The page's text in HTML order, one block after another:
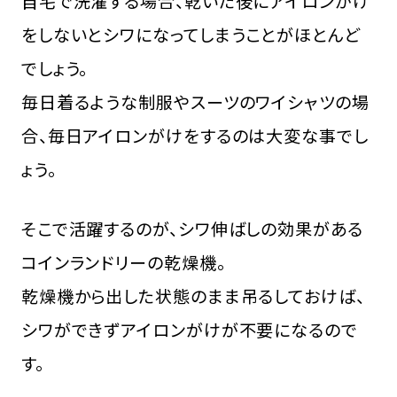
をしないとシワになってしまうことがほとんど
でしょう。
毎日着るような制服やスーツのワイシャツの場
合、毎日アイロンがけをするのは大変な事でし
ょう。
そこで活躍するのが、シワ伸ばしの効果がある
コインランドリーの乾燥機。
乾燥機から出した状態のまま吊るしておけば、
シワができずアイロンがけが不要になるので
す。